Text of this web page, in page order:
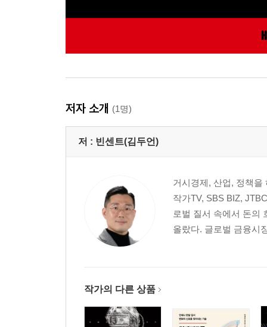
저자 소개 (1명)
저 : 빈센트(김두언)
거시경제, 산업, 정책을
작가TV, SBS BIZ,
로벌 질서 속에서 돈의
올랐다. 글로벌 금융시
작가의 다른 상품